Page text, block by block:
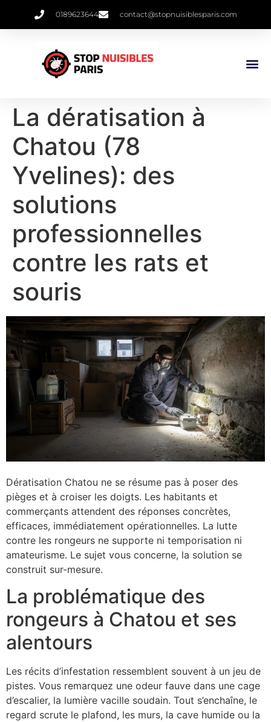
0189623644 contact@stopnuisiblesparis.com
La dératisation à
Chatou (78
Yvelines): des
solutions
professionnelles
contre les rats et
souris
Dératisation Chatou ne se résume pas à poser des
pièges et à croiser les doigts. Les habitants et
commerçants attendent des réponses concrètes,
efficaces, immédiatement opérationnelles. La lutte
contre les rongeurs ne supporte ni temporisation ni
amateurisme. Le sujet vous concerne, la solution se
construit sur-mesure.
La problématique des
rongeurs à Chatou et ses
alentours
Les récits d’infestation ressemblent souvent à un jeu de
pistes. Vous remarquez une odeur fauve dans une cage
d’escalier, la lumière vacille soudain. Tout s’enchaîne, le
regard scrute le plafond, les murs, la cave humide ou la